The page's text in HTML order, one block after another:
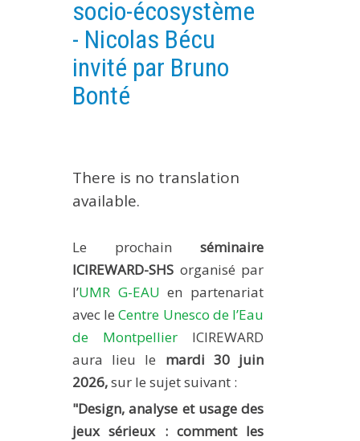
REGULAR SEMINARS
TRAINING COURSES
ENGINEERING
EDUCATION AND TRAINING
PRODUCTION
SOFTWARE
THESES
WORKING PAPERS
THEMATIC NOTES
FOR THE PUBLIC
socio-écosystème
- Nicolas Bécu
invité par Bruno
Bonté
There is no translation
available.
Le prochain séminaire
ICIREWARD-SHS organisé par
l’UMR G-EAU en partenariat
avec leCentre Unesco de l’Eau
de Montpellier ICIREWARD
aura lieu le mardi 30 juin
2026,sur le sujet suivant :
"Design, analyse et usage des
jeux sérieux : comment les